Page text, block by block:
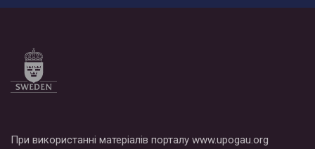
При використанні матеріалів порталу www.upogau.org